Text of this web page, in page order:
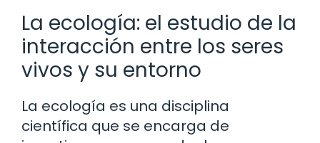
La ecología: el estudio de la
interacción entre los seres
vivos y su entorno
La ecología es una disciplina
científica que se encarga de